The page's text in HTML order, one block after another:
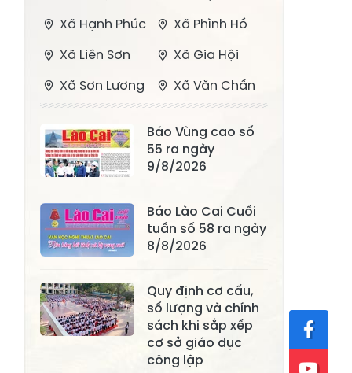
Xã Hạnh Phúc
Xã Phình Hồ
Xã Liên Sơn
Xã Gia Hội
Xã Sơn Lương
Xã Văn Chấn
Bằng La
Xã Chấn Thịnh
Xã Nghĩa Tâm
Xã Phong Dụ
Xã Châu Quế
Xã Lâm Giang
Xã Đông
Cuông
Xã Tân Hợp
Xã Mậu A Xã Xuân Ái
Xã Mỏ Vàng
Xã Lâm
Thượng
Báo Vùng cao số
55 ra ngày
9/8/2026
Báo Lào Cai Cuối
tuần số 58 ra ngày
8/8/2026
Quy định cơ cấu,
số lượng và chính
sách khi sắp xếp
cơ sở giáo dục
công lập